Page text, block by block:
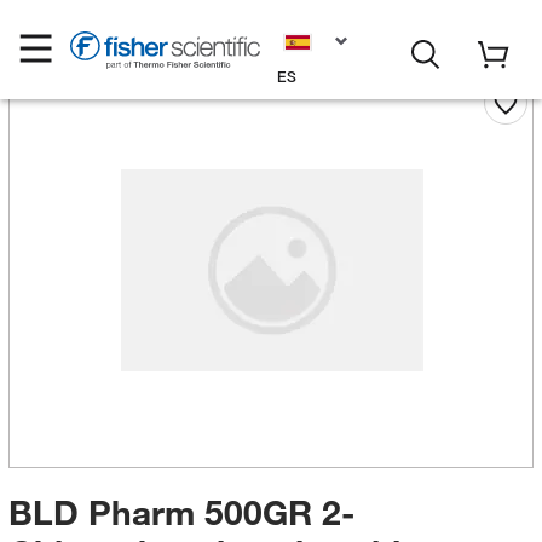
ES
BLD Pharm 500GR 2-